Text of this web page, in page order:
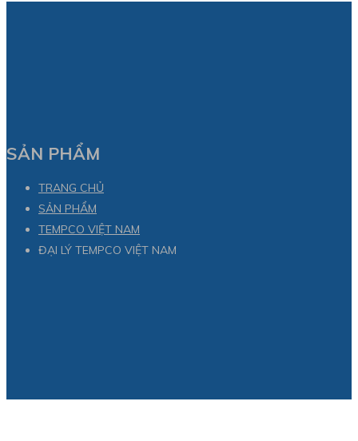
SẢN PHẨM
TRANG CHỦ
SẢN PHẨM
TEMPCO VIỆT NAM
ĐẠI LÝ TEMPCO VIỆT NAM